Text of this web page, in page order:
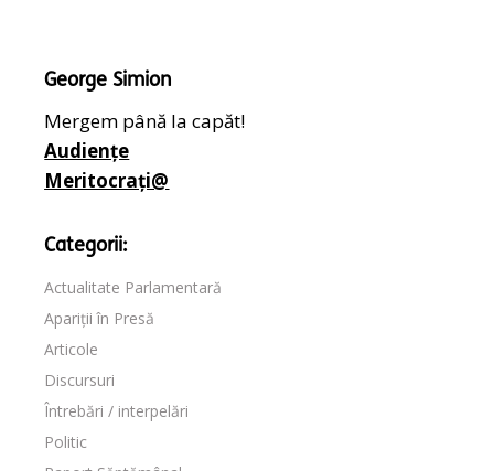
George Simion
Mergem până la capăt!
Audiențe
Meritocrați@
Categorii:
Actualitate Parlamentară
Apariții în Presă
Articole
Discursuri
Întrebări / interpelări
Politic